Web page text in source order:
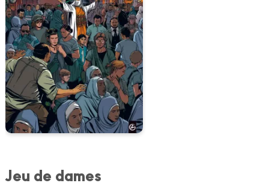
Jeu de dames